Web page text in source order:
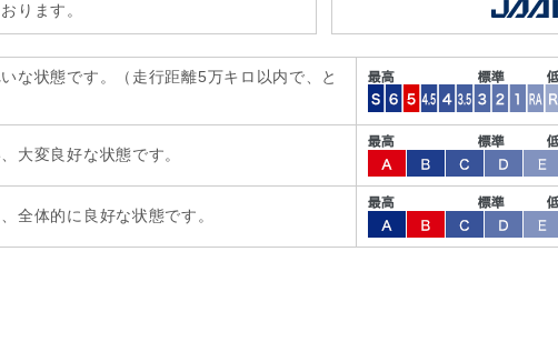
ります。
な状態です。（走行距離5万キロ以内で、と
大変良好な状態です。
全体的に良好な状態です。